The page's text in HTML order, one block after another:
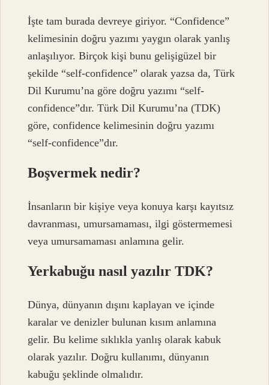
İşte tam burada devreye giriyor. “Confidence”
kelimesinin doğru yazımı yaygın olarak yanlış
anlaşılıyor. Birçok kişi bunu gelişigüzel bir
şekilde “self-confidence” olarak yazsa da, Türk
Dil Kurumu’na göre doğru yazımı “self-
confidence”dır. Türk Dil Kurumu’na (TDK)
göre, confidence kelimesinin doğru yazımı
“self-confidence”dır.
Boşvermek nedir?
İnsanların bir kişiye veya konuya karşı kayıtsız
davranması, umursamaması, ilgi göstermemesi
veya umursamaması anlamına gelir.
Yerkabuğu nasıl yazılır TDK?
Dünya, dünyanın dışını kaplayan ve içinde
karalar ve denizler bulunan kısım anlamına
gelir. Bu kelime sıklıkla yanlış olarak kabuk
olarak yazılır. Doğru kullanımı, dünyanın
kabuğu şeklinde olmalıdır.